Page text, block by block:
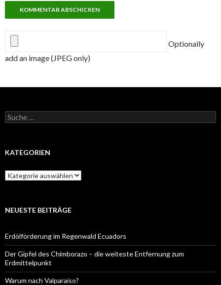
Optionally
add an image (JPEG only)
Suche
nach:
KATEGORIEN
Kategorien
NEUESTE BEITRÄGE
Erdölförderung im Regenwald Ecuadors
Der Gipfel des Chimborazo – die weiteste Entfernung zum
Erdmittelpunkt
Warum nach Valparaíso?